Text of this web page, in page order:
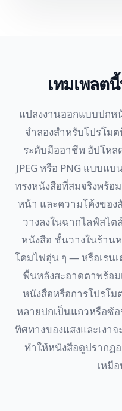
เทมเพลต
แปลงงานออกแบบปก
จำลองสำหรับโปรโ
ระดับมืออาชีพ อัปโห
JPEG หรือ PNG แบบแ
ทรงหนังสือที่สมจริงพร้อ
หน้า และความโค้งขอ
วางลงในฉากไลฟ์สไ
หนังสือ ชั้นวางในร้าน
โคมไฟอุ่น ๆ — หรือเรน
พื้นหลังสะอาดตาพร้อ
หนังสือหรือการโปรโม
หลายปกเป็นแถวหรือซ้
ทิศทางของแสงและเงา
ทำให้หนังสือดูปรากฏ
เหมื